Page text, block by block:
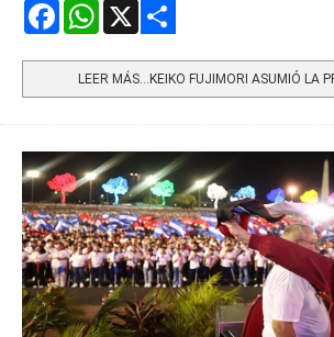
FacebookWhatsApp
LEER MÁS…KEIKO FUJIMORI ASUMIÓ LA